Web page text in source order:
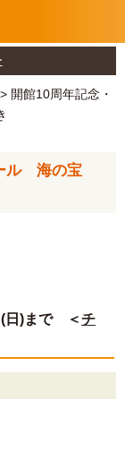
開館10周年記念・
ル 海の宝
(日)まで ＜チ